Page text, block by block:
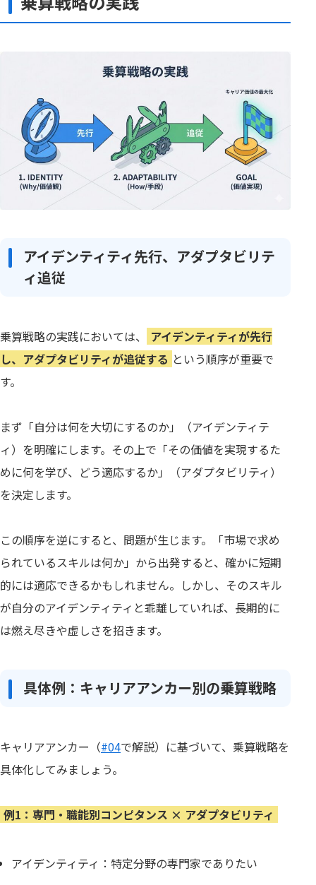
アイデンティティ先行、アダプタビリテ
ィ追従
乗算戦略の実践においては、
アイデンティティが先行
し、アダプタビリティが追従する という順序が重要で
す。
まず「自分は何を大切にするのか」（アイデンティテ
ィ）を明確にします。その上で「その価値を実現するた
めに何を学び、どう適応するか」（アダプタビリティ）
を決定します。
この順序を逆にすると、問題が生じます。「市場で求め
られているスキルは何か」から出発すると、確かに短期
的には適応できるかもしれません。しかし、そのスキル
が自分のアイデンティティと乖離していれば、長期的に
は燃え尽きや虚しさを招きます。
具体例：キャリアアンカー別の乗算戦略
キャリアアンカー（#04で解説）に基づいて、乗算戦略を
具体化してみましょう。
例1：専門・職能別コンピタンス × アダプタビリティ
アイデンティティ：特定分野の専門家でありたい